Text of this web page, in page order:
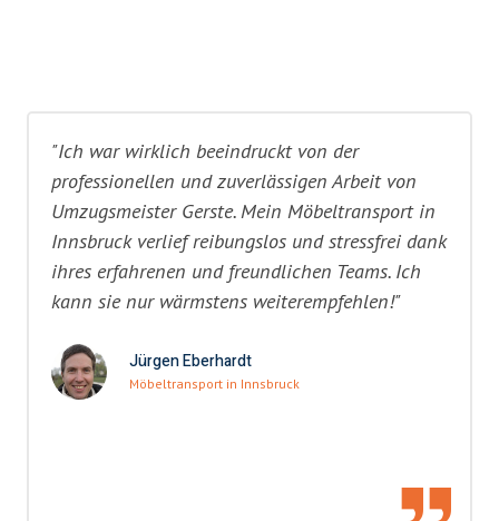
"Ich war wirklich beeindruckt von der
professionellen und zuverlässigen Arbeit von
Umzugsmeister Gerste. Mein Möbeltransport in
Innsbruck verlief reibungslos und stressfrei dank
ihres erfahrenen und freundlichen Teams. Ich
kann sie nur wärmstens weiterempfehlen!"
Jürgen Eberhardt
Möbeltransport in Innsbruck